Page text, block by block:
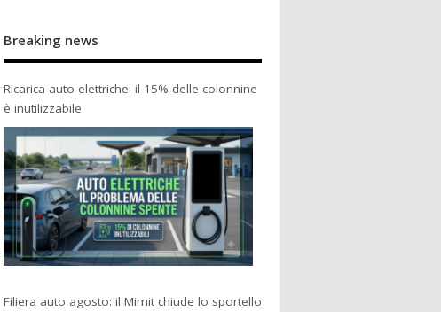
Breaking news
Ricarica auto elettriche: il 15% delle colonnine
è inutilizzabile
Filiera auto agosto: il Mimit chiude lo sportello